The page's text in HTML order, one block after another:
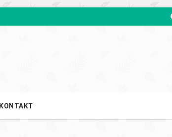
KONTAKT